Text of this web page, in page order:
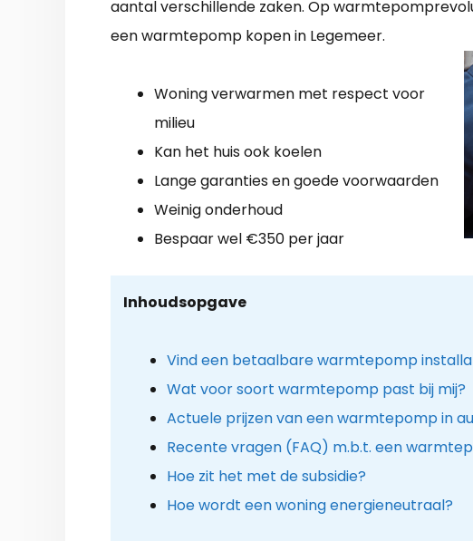
aantal verschillende zaken. Op
een warmtepomp kopen in Legemeer.
Woning verwarmen met respect voor
milieu
Kan het huis ook koelen
Lange garanties en goede voorwaarden
Weinig onderhoud
Bespaar wel €350 per jaar
Inhoudsopgave
Vind een betaalbare warmtepomp
Wat voor soort warmtepomp past bij mij?
Actuele prijzen van een warmtepomp in
Recente vragen (FAQ) m.b.t. een
Hoe zit het met de subsidie?
Hoe wordt een woning energieneutraal?